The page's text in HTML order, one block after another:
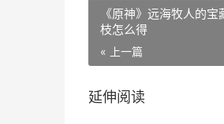
《原神》远海牧人的
枝怎么得
« 上一篇
延伸阅读